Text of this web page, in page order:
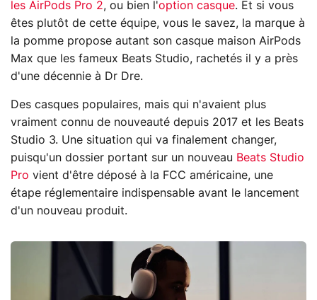
les AirPods Pro 2, ou bien l'option casque. Et si vous
êtes plutôt de cette équipe, vous le savez, la marque à
la pomme propose autant son casque maison AirPods
Max que les fameux Beats Studio, rachetés il y a près
d'une décennie à Dr Dre.
Des casques populaires, mais qui n'avaient plus
vraiment connu de nouveauté depuis 2017 et les Beats
Studio 3. Une situation qui va finalement changer,
puisqu'un dossier portant sur un nouveau Beats Studio
Pro vient d'être déposé à la FCC américaine, une
étape réglementaire indispensable avant le lancement
d'un nouveau produit.